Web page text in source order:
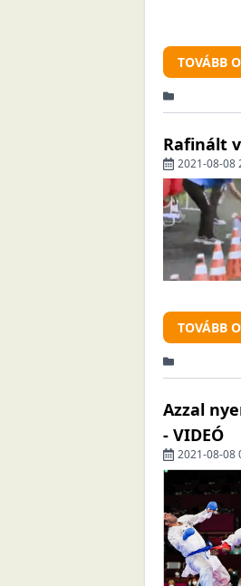
TOVÁBB
Rafinált
2021-08-08
TOVÁBB
Azzal
- VIDEÓ
2021-08-08